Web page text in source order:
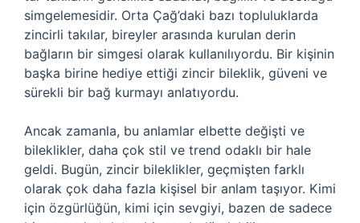
simgelemesidir. Orta Çağ’daki bazı topluluklarda
zincirli takılar, bireyler arasında kurulan derin
bağların bir simgesi olarak kullanılıyordu. Bir kişinin
başka birine hediye ettiği zincir bileklik, güveni ve
sürekli bir bağ kurmayı anlatıyordu.
Ancak zamanla, bu anlamlar elbette değişti ve
bileklikler, daha çok stil ve trend odaklı bir hale
geldi. Bugün, zincir bileklikler, geçmişten farklı
olarak çok daha fazla kişisel bir anlam taşıyor. Kimi
için özgürlüğün, kimi için sevgiyi, bazen de sadece